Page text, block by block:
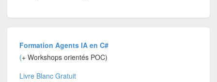
Formation Agents IA en C#
(+ Workshops orientés POC)
Livre Blanc Gratuit